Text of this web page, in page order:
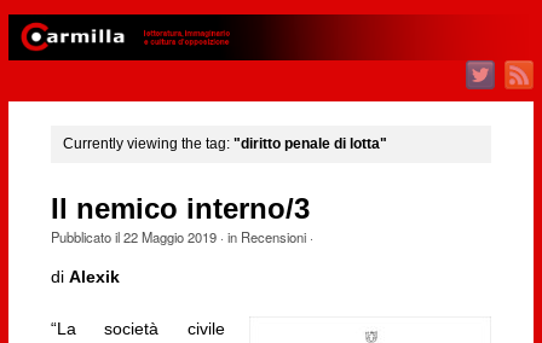
Currently viewing the tag: "diritto penale di lotta"
Il nemico interno/3
Pubblicato il22 Maggio 2019· in Recensioni·
di Alexik
“La società civile